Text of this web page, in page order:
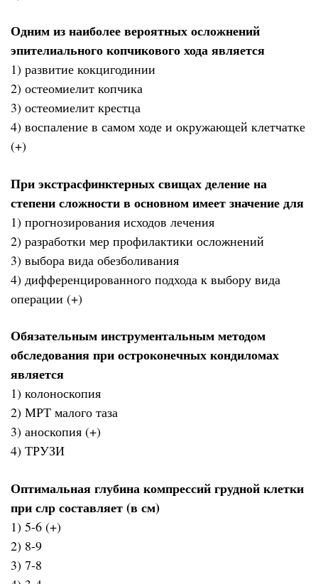
Одним из наиболее вероятных осложнений
эпителиального копчикового хода является
1) развитие кокцигодинии
2) остеомиелит копчика
3) остеомиелит крестца
4) воспаление в самом ходе и окружающей клетчатке
(+)
При экстрасфинктерных свищах деление на
степени сложности в основном имеет значение для
1) прогнозирования исходов лечения
2) разработки мер профилактики осложнений
3) выбора вида обезболивания
4) дифференцированного подхода к выбору вида
операции (+)
Обязательным инструментальным методом
обследования при остроконечных кондиломах
является
1) колоноскопия
2) МРТ малого таза
3) аноскопия (+)
4) ТРУЗИ
Оптимальная глубина компрессий грудной клетки
при слр составляет (в см)
1) 5-6 (+)
2) 8-9
3) 7-8